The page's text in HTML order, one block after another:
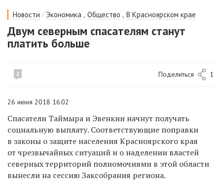
Новости / Экономика , Общество , В Красноярском крае
Двум северным спасателям станут
платить больше
2 Поделиться 1
26 июня 2018 16:02
Спасатели Таймыра и Эвенкии начнут получать
социальную выплату. Соответствующие поправки
в законы о защите населения Красноярского края
от чрезвычайных ситуаций и о наделении властей
северных территорий полномочиями в этой области
вынесли на сессию Заксобрания региона.